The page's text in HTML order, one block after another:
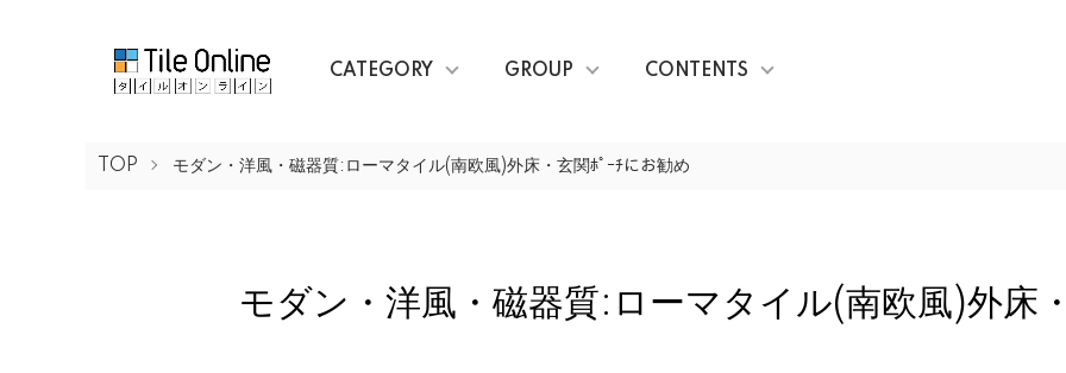
CATEGORY GROUP CONTENTS
TOP モダン・洋風・磁器質:ローマタイル(南欧風)外床・玄関ﾎﾟｰﾁにお勧め
モダン・洋風・磁器質:ローマタイル(南欧風)外床